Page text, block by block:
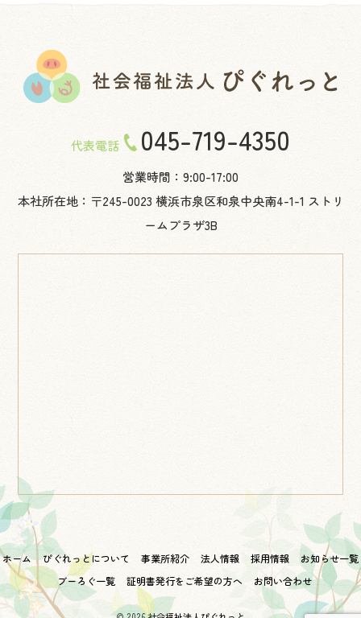
代表電話 045-719-4350
営業時間：9:00-17:00
本社所在地：〒245-0023 横浜市泉区和泉中央南4-1-1 ストリ
ームプラザ3B
ホーム ぴぐれっとについて 事業所紹介 法人情報 採用情報
お知らせ一覧
ブーろぐ一覧
証明書発行をご希望の方へ お問い合わせ